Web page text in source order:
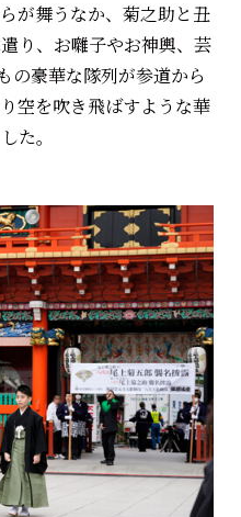
が舞うなか、菊之助と丑
り、お囃子やお神輿、芸
の豪華な隊列が参道から
空を吹き飛ばすような華
た。